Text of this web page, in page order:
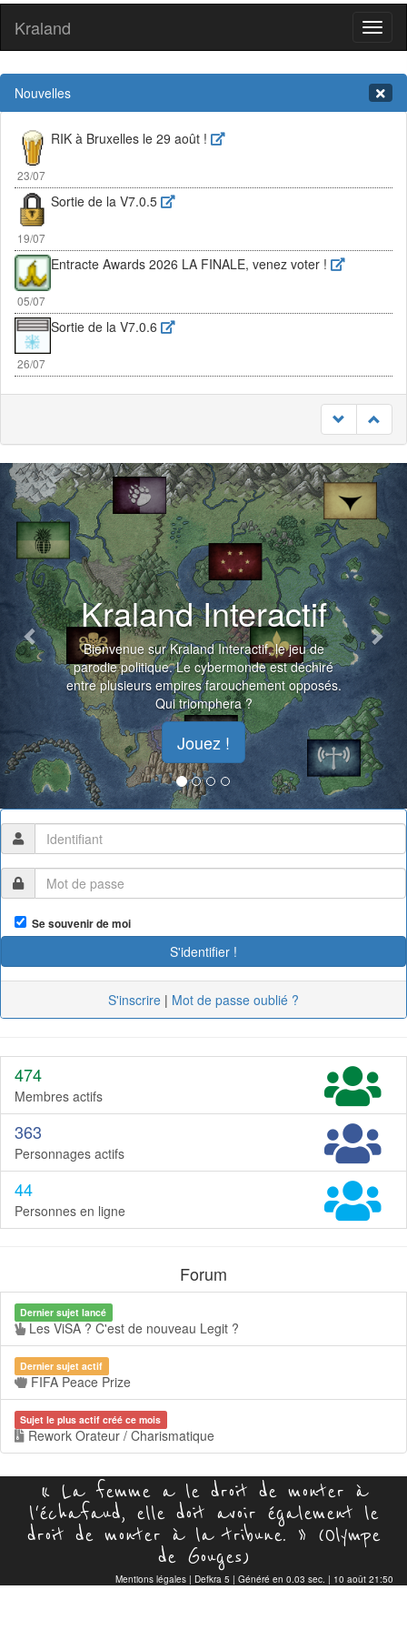
Kraland
Nouvelles
23/07
RIK à Bruxelles le 29 août !
19/07
Sortie de la V7.0.5
05/07
Entracte Awards 2026 LA FINALE, venez voter !
26/07
Sortie de la V7.0.6
Kraland Interactif
Bienvenue sur Kraland Interactif, le jeu de
parodie politique. Le cybermonde est déchiré
entre plusieurs empires farouchement opposés.
Qui triomphera ?
Jouez !
Previous
Se souvenir de moi
S'inscrire | Mot de passe oublié ?
474
Membres actifs
363
Personnages actifs
44
Personnes en ligne
Forum
Dernier sujet lancé
Les ViSA ? C'est de nouveau Legit ?
Dernier sujet actif
FIFA Peace Prize
Sujet le plus actif créé ce mois
Rework Orateur / Charismatique
« La femme a le droit de monter à
l'échafaud, elle doit avoir également le
droit de monter à la tribune. » (Olympe
de Gouges)
Mentions légales | Defkra 5 | Généré en 0.03 sec. | 10 août 21:50